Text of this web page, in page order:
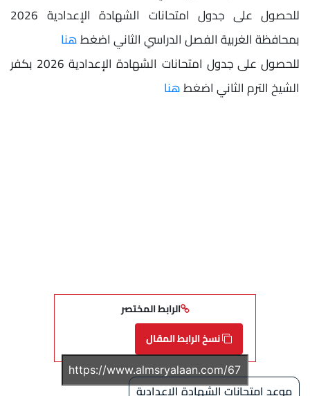
للحصول على جدول امتحانات الشهادة الإعدادية 2026
بمحافظة الغربية الفصل الدراسي الثاني اضغطهنا
للحصول على جدول امتحانات الشهادة الإعدادية 2026 بكفر
الشيخ الترم الثاني اضغطهنا
الرابط المختصر
نسخ الرابط المقال
موعد امتحانات الشهادة الإعدادية